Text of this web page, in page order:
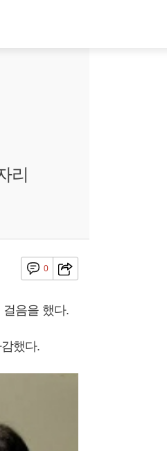
리
0
음을 했다.
했다.